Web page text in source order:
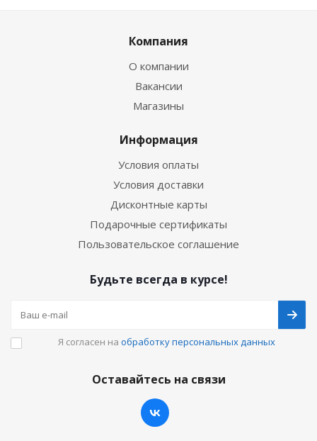
Компания
О компании
Вакансии
Магазины
Информация
Условия оплаты
Условия доставки
Дисконтные карты
Подарочные сертификаты
Пользовательское соглашение
Будьте всегда в курсе!
Я согласен на обработку персональных данных
Оставайтесь на связи